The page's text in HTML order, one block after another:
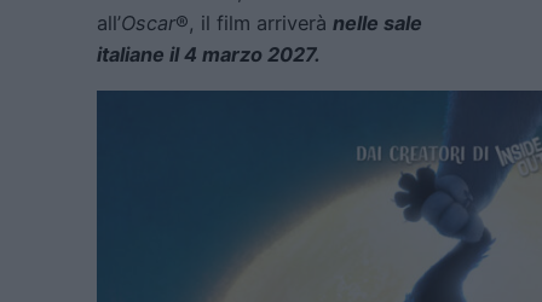
all’Oscar®, il film arriverà nelle sale
italiane il 4 marzo 2027.